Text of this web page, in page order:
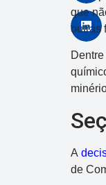
que
outras
A
de